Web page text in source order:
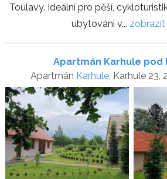
Toulavy. Ideální pro pěší,
ubytováni v...
Apartmán Karhule pod
Apartmán Karhule, Karhule 23,